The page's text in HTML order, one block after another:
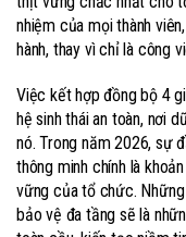
nhiệm của mọi thành
hành, thay vì chỉ là công
Việc kết hợp đồng bộ 4
hệ sinh thái an toàn, nơi
nó. Trong năm 2026, sự
thông minh chính là
vững của tổ chức.
bảo vệ đa tầng sẽ là